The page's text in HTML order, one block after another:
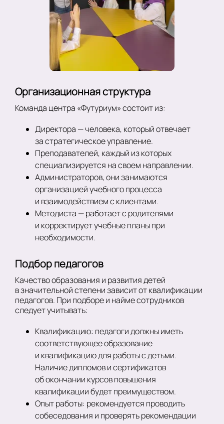
Организационная структура
Команда центра «Футуриум» состоит из:
Директора — человека, который отвечает
за стратегическое управление.
Преподавателей, каждый из которых
специализируется на своем направлении.
Администраторов, они занимаются
организацией учебного процесса
и взаимодействием с клиентами.
Методиста — работает с родителями
и корректирует учебные планы при
необходимости.
Подбор педагогов
Качество образования и развития детей
в значительной степени зависит от квалификации
педагогов. При подборе и найме сотрудников
следует учитывать:
Квалификацию: педагоги должны иметь
соответствующее образование
и квалификацию для работы с детьми.
Наличие дипломов и сертификатов
об окончании курсов повышения
квалификации будет преимуществом.
Опыт работы: рекомендуется проводить
собеседования и проверять рекомендации